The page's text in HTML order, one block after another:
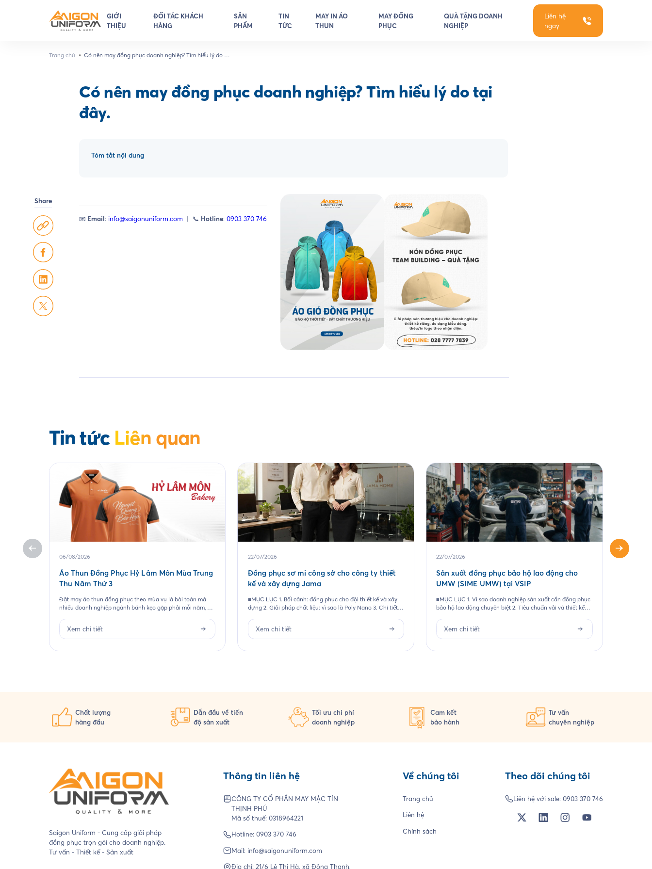
GIỚI
THIỆU
ĐỐI TÁC KHÁCH
HÀNG
SẢN
PHẨM
TIN
TỨC
MAY IN ÁO
THUN
MAY ĐỒNG
PHỤC
QUÀ TẶNG DOANH
NGHIỆP
Liên hệ
ngay
Trang chủ • Có nên may đồng phục doanh nghiệp? Tìm hiểu lý do tại
Có nên may đồng phục doanh nghiệp? Tìm hiểu lý do tại
đây.
Tóm tắt nội dung
Share
📧 Email: info@saigonuniform.com | 📞 Hotline: 0903 370 746
Tin tức Liên quan
06/08/2026
Áo Thun Đồng Phục Hỷ Lâm Môn Mùa Trung
Thu Năm Thứ 3
Đặt may áo thun đồng phục theo mùa vụ là bài toán mà
nhiều doanh nghiệp ngành bánh kẹo gặp phải mỗi năm, và
bánh Trung Thu về, Hỷ Lâm Môn lại cùng Saigon Uniform
chuẩn bị một bộ đồng phục […]
Xem chi tiết
22/07/2026
Đồng phục sơ mi công sở cho công ty thiết
kế và xây dựng Jama
≡MỤC LỤC 1. Bối cảnh: đồng phục cho đội thiết kế và xây
dựng 2. Giải pháp chất liệu: vì sao là Poly Nano 3. Chi tiết
trình Saigon Uniform đã thực hiện cho Jama 6. Câu hỏi
thường gặp 6.1. Vải […]
Xem chi tiết
22/07/2026
Sản xuất đồng phục bảo hộ lao động cho
UMW (SIME UMW) tại VSIP
≡MỤC LỤC 1. Vì sao doanh nghiệp sản xuất cần đồng phục
bảo hộ lao động chuyên biệt 2. Tiêu chuẩn vải và thiết kế
phục cho Công ty UMW tại VSIP 4. Quy trình đặt đồng
phục bảo hộ lao động […]
Xem chi tiết
04/06/
Chất lượng
hàng đầu
Dẫn đầu về tiến
độ sản xuất
Tối ưu chi phí
doanh nghiệp
Cam kết
bảo hành
Tư vấn
chuyên nghiệp
Saigon Uniform - Cung cấp giải pháp
đồng phục trọn gói cho doanh nghiệp.
Tư vấn - Thiết kế - Sản xuất
Thông tin liên hệ
CÔNG TY CỔ PHẦN MAY MẶC TÍN
THỊNH PHÚ
Mã số thuế: 0318964221
Hotline:0903 370 746
Mail: info@saigonuniform.com
Địa chỉ: 21/6 Lê Thị Hà, xã Đông Thạnh,
Về chúng tôi
Trang chủ
Liên hệ
Chính sách
Theo dõi chúng tôi
Liên hệ với sale:0903 370 746